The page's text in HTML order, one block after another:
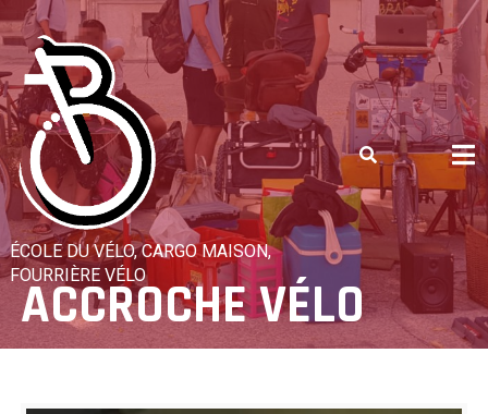
Skip
to
content
ÉCOLE DU VÉLO, CARGO MAISON,
FOURRIÈRE VÉLO
ACCROCHE VÉLO